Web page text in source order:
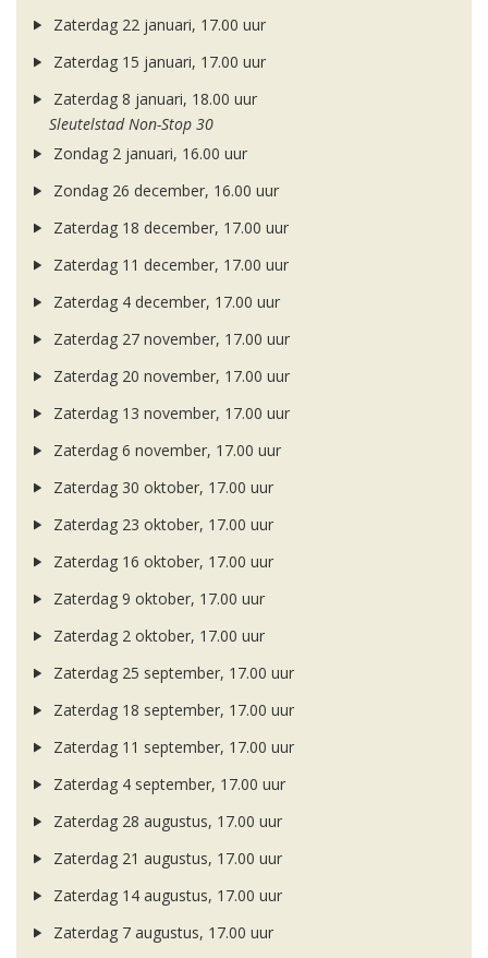
Zaterdag 22 januari, 17.00 uur
Zaterdag 15 januari, 17.00 uur
Zaterdag 8 januari, 18.00 uur
Sleutelstad Non-Stop 30
Zondag 2 januari, 16.00 uur
Zondag 26 december, 16.00 uur
Zaterdag 18 december, 17.00 uur
Zaterdag 11 december, 17.00 uur
Zaterdag 4 december, 17.00 uur
Zaterdag 27 november, 17.00 uur
Zaterdag 20 november, 17.00 uur
Zaterdag 13 november, 17.00 uur
Zaterdag 6 november, 17.00 uur
Zaterdag 30 oktober, 17.00 uur
Zaterdag 23 oktober, 17.00 uur
Zaterdag 16 oktober, 17.00 uur
Zaterdag 9 oktober, 17.00 uur
Zaterdag 2 oktober, 17.00 uur
Zaterdag 25 september, 17.00 uur
Zaterdag 18 september, 17.00 uur
Zaterdag 11 september, 17.00 uur
Zaterdag 4 september, 17.00 uur
Zaterdag 28 augustus, 17.00 uur
Zaterdag 21 augustus, 17.00 uur
Zaterdag 14 augustus, 17.00 uur
Zaterdag 7 augustus, 17.00 uur